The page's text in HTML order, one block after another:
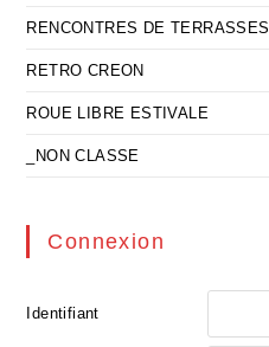
RENCONTRES DE TERRASSES
RETRO CREON
ROUE LIBRE ESTIVALE
_NON CLASSE
Connexion
Identifiant